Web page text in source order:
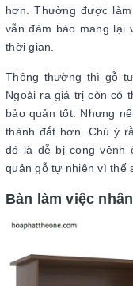
hơn. Thường được
vẫn đảm bảo mang lại
thời gian.
Thông thường thì gỗ
Ngoài ra giá trị còn có
bảo quản tốt. Nhưng
thành đắt hơn. Chú ý
đó là dễ bị cong vênh
quản gỗ tự nhiên vì thế
Bàn làm việc